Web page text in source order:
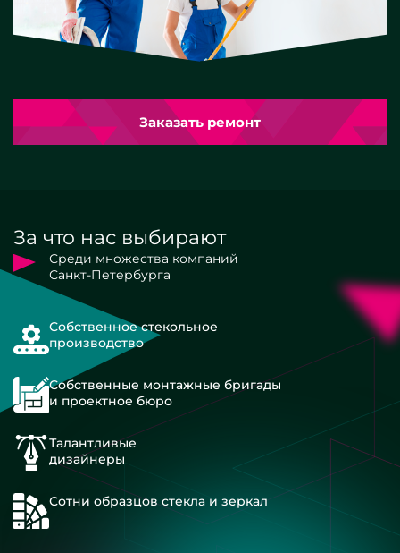
Заказать ремонт
За что нас выбирают
Среди множества компаний
Санкт-Петербурга
Собственное стекольное
производство
Собственные монтажные бригады
и проектное бюро
Талантливые
дизайнеры
Сотни образцов стекла и зеркал